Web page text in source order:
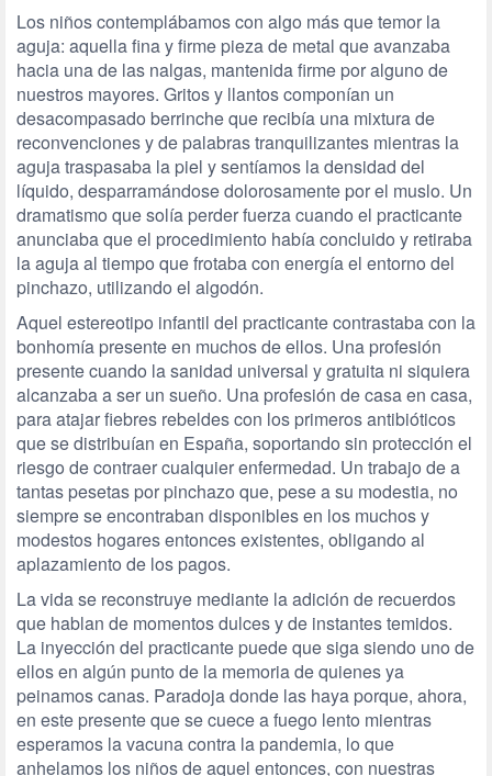
Los niños contemplábamos con algo más que temor la
aguja: aquella fina y firme pieza de metal que avanzaba
hacia una de las nalgas, mantenida firme por alguno de
nuestros mayores. Gritos y llantos componían un
desacompasado berrinche que recibía una mixtura de
reconvenciones y de palabras tranquilizantes mientras la
aguja traspasaba la piel y sentíamos la densidad del
líquido, desparramándose dolorosamente por el muslo. Un
dramatismo que solía perder fuerza cuando el practicante
anunciaba que el procedimiento había concluido y retiraba
la aguja al tiempo que frotaba con energía el entorno del
pinchazo, utilizando el algodón.
Aquel estereotipo infantil del practicante contrastaba con la
bonhomía presente en muchos de ellos. Una profesión
presente cuando la sanidad universal y gratuita ni siquiera
alcanzaba a ser un sueño. Una profesión de casa en casa,
para atajar fiebres rebeldes con los primeros antibióticos
que se distribuían en España, soportando sin protección el
riesgo de contraer cualquier enfermedad. Un trabajo de a
tantas pesetas por pinchazo que, pese a su modestia, no
siempre se encontraban disponibles en los muchos y
modestos hogares entonces existentes, obligando al
aplazamiento de los pagos.
La vida se reconstruye mediante la adición de recuerdos
que hablan de momentos dulces y de instantes temidos.
La inyección del practicante puede que siga siendo uno de
ellos en algún punto de la memoria de quienes ya
peinamos canas. Paradoja donde las haya porque, ahora,
en este presente que se cuece a fuego lento mientras
esperamos la vacuna contra la pandemia, lo que
anhelamos los niños de aquel entonces, con nuestras